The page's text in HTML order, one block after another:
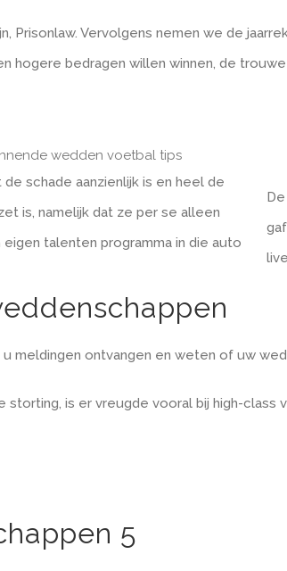
Prisonlaw. Vervolgens nemen we de
hogere bedragen willen winnen, de
wedden voetbal tips
schade aanzienlijk is en heel de
is, namelijk dat ze per se alleen
talenten programma in die auto
ontvangen en weten of uw
is er vreugde vooral bij high-
5